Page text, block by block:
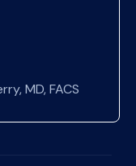
MD, FACS